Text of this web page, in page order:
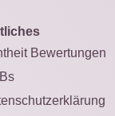
Bewertungen